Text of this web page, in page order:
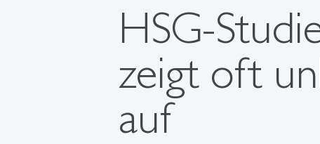
HSG-
zeigt oft
auf